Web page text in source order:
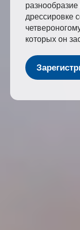
дрессировке
которых он